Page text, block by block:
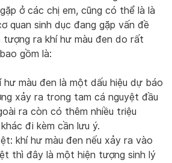
ở các chị em, cũng có thể là là
quan sinh dục đang gặp vấn đề
ra khí hư màu đen do rất
gồm là:
hư màu đen là một dấu hiệu dự báo
xảy ra trong tam cá nguyệt đầu
ra còn có thêm nhiều triệu
đi kèm cần lưu ý.
khí hư màu đen nếu xảy ra vào
thì đây là một hiện tượng sinh lý